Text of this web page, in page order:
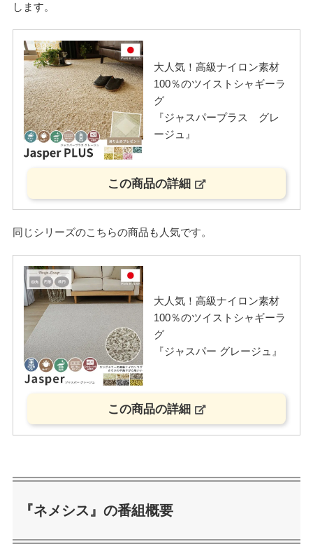
します。
大人気！高級ナイロン素材
100％のツイストシャギーラ
グ
『ジャスパープラス グレ
ージュ』
この商品の詳細
同じシリーズのこちらの商品も人気です。
大人気！高級ナイロン素材
100％のツイストシャギーラ
グ
『ジャスパー グレージュ』
この商品の詳細
『ネメシス』の番組概要